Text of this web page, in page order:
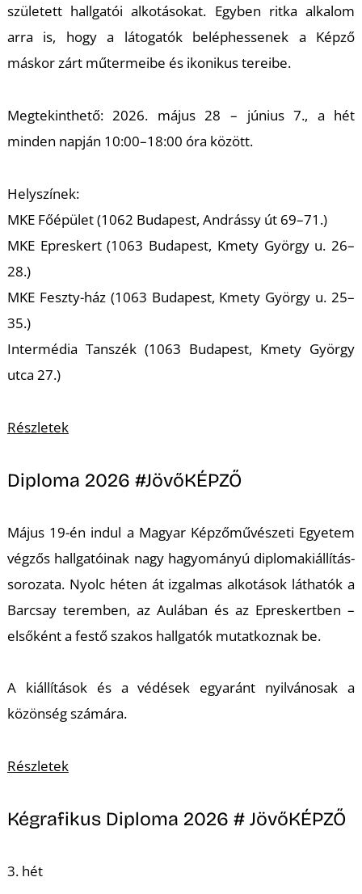
született hallgatói alkotásokat. Egyben ritka alkalom
arra is, hogy a látogatók beléphessenek a Képző
máskor zárt műtermeibe és ikonikus tereibe.
Megtekinthető: 2026. május 28 – június 7., a hét
minden napján 10:00–18:00 óra között.
Helyszínek:
MKE Főépület (1062 Budapest, Andrássy út 69–71.)
MKE Epreskert (1063 Budapest, Kmety György u. 26–
28.)
MKE Feszty-ház (1063 Budapest, Kmety György u. 25–
35.)
Intermédia Tanszék (1063 Budapest, Kmety György
utca 27.)
Részletek
Diploma 2026 #JövőKÉPZŐ
Május 19-én indul a Magyar Képzőművészeti Egyetem
végzős hallgatóinak nagy hagyományú diplomakiállítás-
sorozata. Nyolc héten át izgalmas alkotások láthatók a
Barcsay teremben, az Aulában és az Epreskertben –
elsőként a festő szakos hallgatók mutatkoznak be.
A kiállítások és a védések egyaránt nyilvánosak a
közönség számára.
Részletek
Kégrafikus Diploma 2026 # JövőKÉPZŐ
3. hét